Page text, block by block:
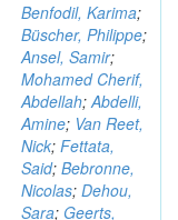
Benfodil, Karima;
Büscher, Philippe;
Ansel, Samir;
Mohamed Cherif,
Abdellah;Abdelli,
Amine; Van Reet,
Nick; Fettata,
Said; Bebronne,
Nicolas; Dehou,
Sara; Geerts,